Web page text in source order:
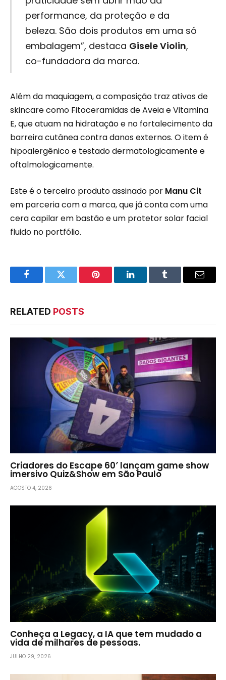
performance, da proteção e da
beleza. São dois produtos em uma só
embalagem”, destaca Gisele Violin,
co-fundadora da marca.
Além da maquiagem, a composição traz ativos de
skincare como Fitoceramidas de Aveia e Vitamina
E, que atuam na hidratação e no fortalecimento da
barreira cutânea contra danos externos. O item é
hipoalergênico e testado dermatologicamente e
oftalmologicamente.
Este é o terceiro produto assinado por Manu Cit
em parceria com a marca, que já conta com uma
cera capilar em bastão e um protetor solar facial
fluido no portfólio.
FacebookTwitter Pinterest LinkedInTumblr Email
RELATED POSTS
Criadores do Escape 60′ lançam game show
imersivo Quiz&Show em São Paulo
AGOSTO 4, 2026
Conheça a Legacy, a IA que tem mudado a
vida de milhares de pessoas.
JULHO 29, 2026